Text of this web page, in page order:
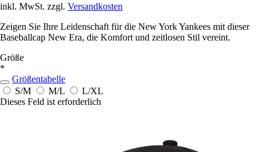
inkl. MwSt. zzgl. Versandkosten
Zeigen Sie Ihre Leidenschaft für die New York Yankees mit dieser
Baseballcap New Era, die Komfort und zeitlosen Stil vereint.
Größe
*
Größentabelle
S/M
M/L
L/XL
Dieses Feld ist erforderlich